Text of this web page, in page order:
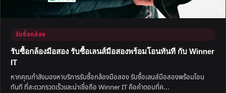
รับซื้อกล้อง
รับซื้อกล้องมือสอง รับซื้อเลนส์มือสองพร้อมโอนทันที กับ Winner
IT
หากคุณกำลังมองหาบริการรับซื้อกล้องมือสอง รับซื้อเลนส์มือสองพร้อมโอน
ทันที ที่สะดวกรวดเร็วและน่าเชื่อถือ Winner IT คือคำตอบที่ค...